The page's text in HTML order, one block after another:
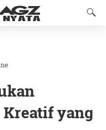
Kreatif yang